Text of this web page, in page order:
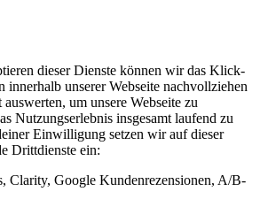
dieser Dienste können wir das Klick-
innerhalb unserer Webseite nachvollziehen
um unsere Webseite zu
Nutzungserlebnis insgesamt laufend zu
Einwilligung setzen wir auf dieser
Drittdienste ein:
Clarity, Google Kundenrezensionen, A/B-